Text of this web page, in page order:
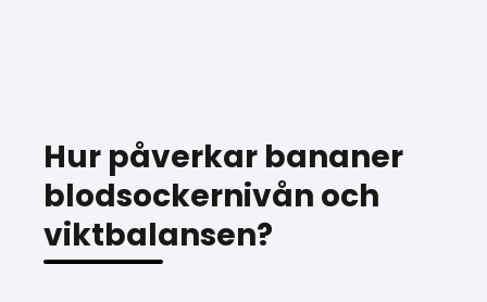
Hur påverkar bananer
blodsockernivån och
viktbalansen?